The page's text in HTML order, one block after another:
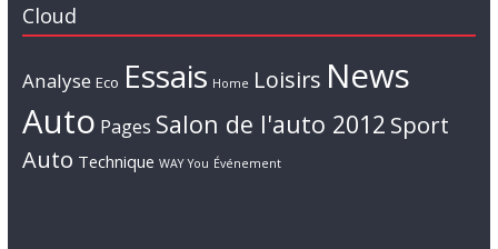
Cloud
Analyse Eco Essais Home Loisirs News
Auto Pages Salon de l'auto 2012 Sport
Auto Technique WAY You Événement